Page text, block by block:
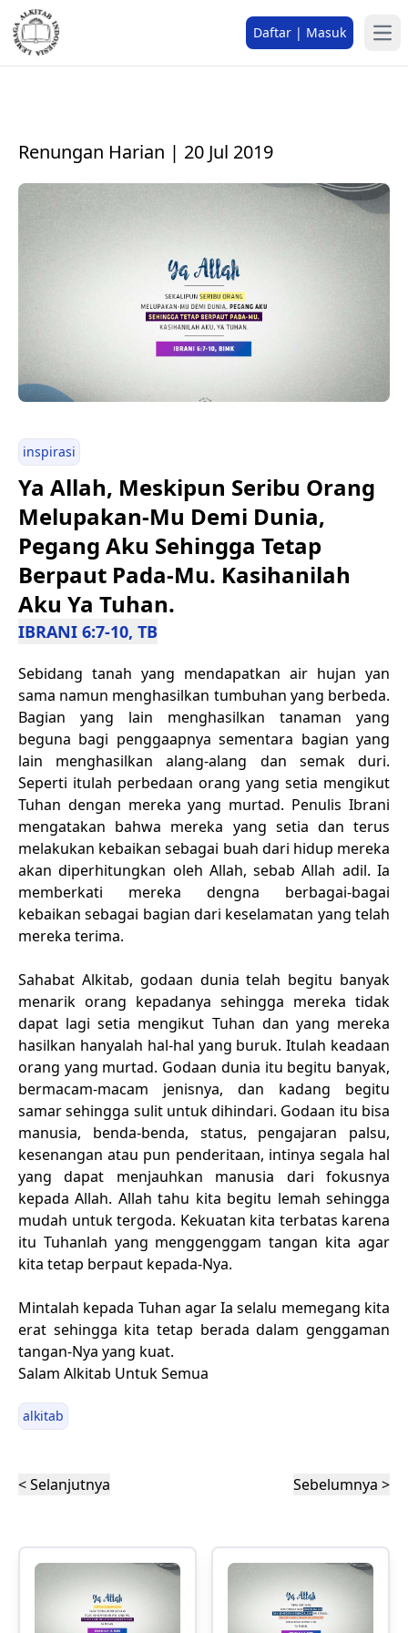
Daftar | Masuk
Renungan Harian | 20 Jul 2019
inspirasi
Ya Allah, Meskipun Seribu Orang
Melupakan-Mu Demi Dunia,
Pegang Aku Sehingga Tetap
Berpaut Pada-Mu. Kasihanilah
Aku Ya Tuhan.
IBRANI 6:7-10, TB
Sebidang tanah yang mendapatkan air hujan yan
sama namun menghasilkan tumbuhan yang berbeda.
Bagian yang lain menghasilkan tanaman yang
beguna bagi penggaapnya sementara bagian yang
lain menghasilkan alang-alang dan semak duri.
Seperti itulah perbedaan orang yang setia mengikut
Tuhan dengan mereka yang murtad. Penulis Ibrani
mengatakan bahwa mereka yang setia dan terus
melakukan kebaikan sebagai buah dari hidup mereka
akan diperhitungkan oleh Allah, sebab Allah adil. Ia
memberkati mereka dengna berbagai-bagai
kebaikan sebagai bagian dari keselamatan yang telah
mereka terima.
Sahabat Alkitab, godaan dunia telah begitu banyak
menarik orang kepadanya sehingga mereka tidak
dapat lagi setia mengikut Tuhan dan yang mereka
hasilkan hanyalah hal-hal yang buruk. Itulah keadaan
orang yang murtad. Godaan dunia itu begitu banyak,
bermacam-macam jenisnya, dan kadang begitu
samar sehingga sulit untuk dihindari. Godaan itu bisa
manusia, benda-benda, status, pengajaran palsu,
kesenangan atau pun penderitaan, intinya segala hal
yang dapat menjauhkan manusia dari fokusnya
kepada Allah. Allah tahu kita begitu lemah sehingga
mudah untuk tergoda. Kekuatan kita terbatas karena
itu Tuhanlah yang menggenggam tangan kita agar
kita tetap berpaut kepada-Nya.
Mintalah kepada Tuhan agar Ia selalu memegang kita
erat sehingga kita tetap berada dalam genggaman
tangan-Nya yang kuat.
Salam Alkitab Untuk Semua
alkitab
< Selanjutnya Sebelumnya >